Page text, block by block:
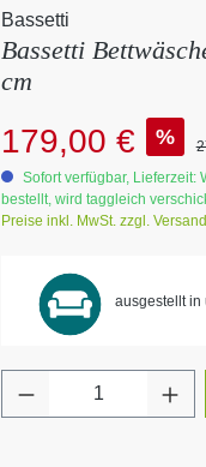
Bassetti
Bassetti
cm
Verkaufspreis:
179,00 € %
Sofort verfügbar, Lieferzeit:
bestellt, wird taggleich
Preise inkl. MwSt. zzgl.
ausgestellt in
Produkt